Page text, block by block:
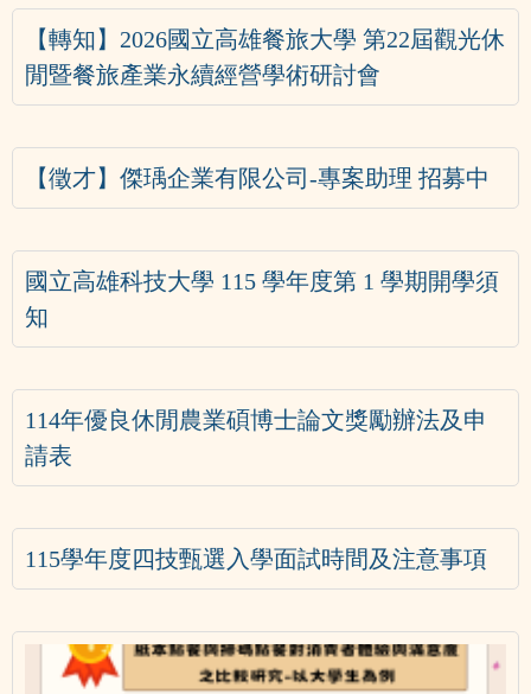
【轉知】2026國立高雄餐旅大學 第22屆觀光休
閒暨餐旅產業永續經營學術研討會
【徵才】傑瑀企業有限公司-專案助理 招募中
國立高雄科技大學 115 學年度第 1 學期開學須
知
114年優良休閒農業碩博士論文獎勵辦法及申
請表
115學年度四技甄選入學面試時間及注意事項